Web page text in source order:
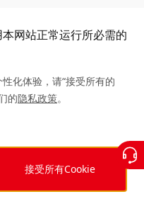
技股份有限公司
商业行为准则
明
网站正常运行所必需的
化体验，请“接受所有的
的隐私政策。
接受所有Cookie